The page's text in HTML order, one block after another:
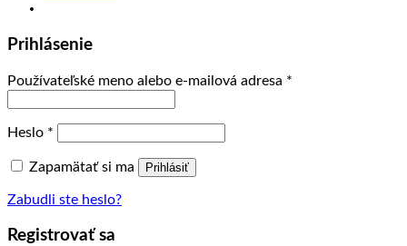
Prihlásenie
Používateľské meno alebo e-mailová adresa *
Heslo *
Zapamätať si ma Prihlásiť
Zabudli ste heslo?
Registrovať sa